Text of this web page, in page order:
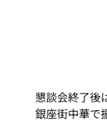
懇談会終了後
銀座街中華で